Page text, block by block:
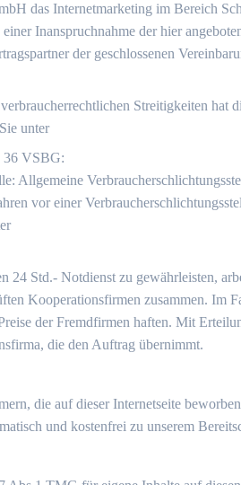
das Internetmarketing im Bereich
Inanspruchnahme der hier
der geschlossenen
Streitigkeiten
unter
36 VSBG:
Allgemeine
vor einer
24 Std.- Notdienst zu gewährleisten,
Kooperationsfirmen zusammen.
der Fremdfirmen haften. Mit
die den Auftrag übernimmt.
die auf dieser Internetseite
und kostenfrei zu unserem